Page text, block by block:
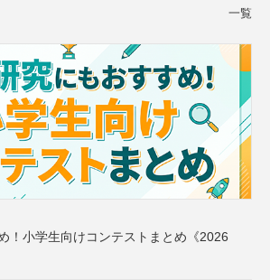
一覧
！小学生向けコンテストまとめ《2026